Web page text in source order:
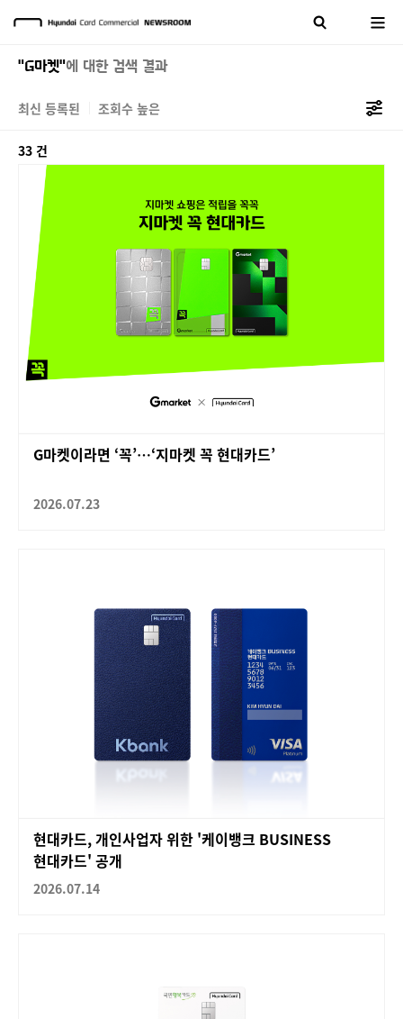
"G마켓"에 대한 검색 결과
최신 등록된 조회수 높은
33 건
G마켓이라면 ‘꼭’…‘지마켓 꼭 현대카드’
2026.07.23
현대카드, 개인사업자 위한 '케이뱅크 BUSINESS
현대카드' 공개
2026.07.14